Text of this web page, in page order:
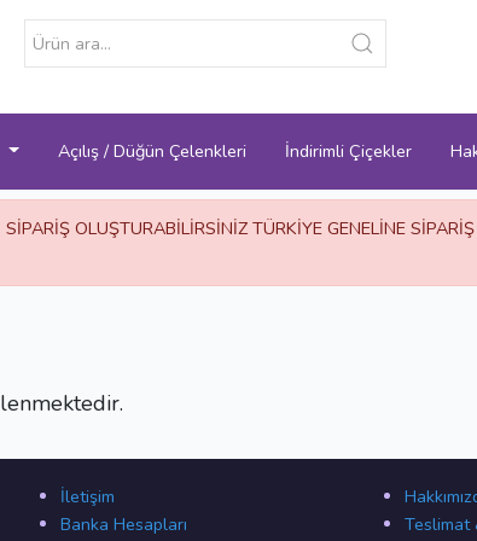
Açılış / Düğün Çelenkleri İndirimli Çiçekler
SİPARİŞ OLUŞTURABİLİRSİNİZ TÜRKİYE GENELİNE
İletişim
Banka Hesapları
Teslimat